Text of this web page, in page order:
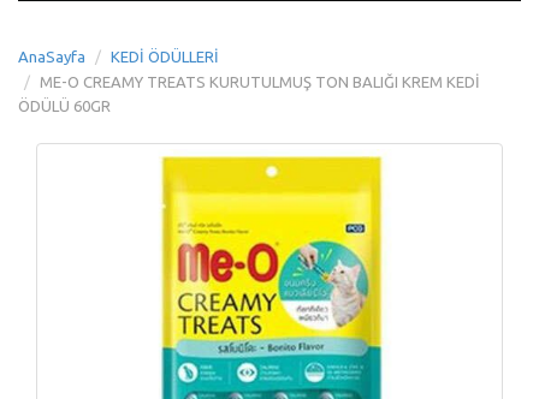
AnaSayfa
KEDİ ÖDÜLLERİ
ME-O CREAMY TREATS KURUTULMUŞ TON BALIĞI KREM KEDİ
ÖDÜLÜ 60GR